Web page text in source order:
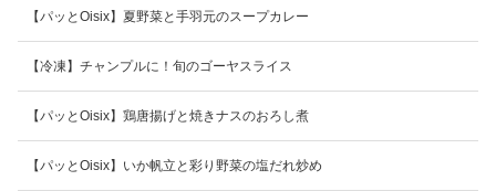
【パッとOisix】夏野菜と手羽元のスープカレー
【冷凍】チャンプルに！旬のゴーヤスライス
【パッとOisix】鶏唐揚げと焼きナスのおろし煮
【パッとOisix】いか帆立と彩り野菜の塩だれ炒め